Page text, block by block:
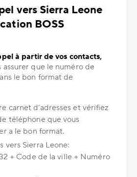
vers Sierra Leone
BOSS
à partir de vos contacts,
assurer que le numéro de
le bon format de
carnet d’adresses et vérifiez
téléphone que vous
a le bon format.
vers Sierra Leone:
+ Code de la ville + Numéro